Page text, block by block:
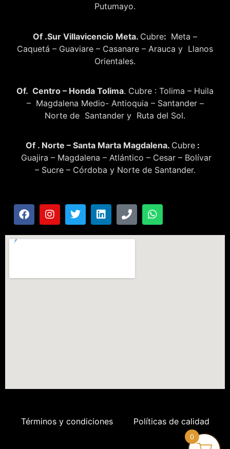
Putumayo.
Of .Sur Villavicencio Meta. Cubre: Meta –
Caquetá – Guaviare – Casanare – Arauca y Llanos
Orientales.
Of. Centro – Honda Tolima. Cubre : Tolima – Huila
– Magdalena Medio- Antioquia – Santander –
Norte de Santander y Ruta del Sol.
Of . Norte – Santa Marta Magdalena. Cubre :
Guajira – Magdalena – Atlántico – Cesar – Bolívar
– Sucre – Córdoba y Norte de Santander.
Términos y condiciones Políticas de calidad
0